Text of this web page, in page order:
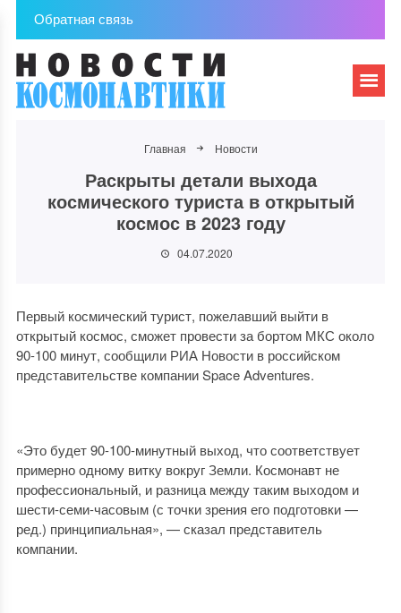
Обратная связь
Главная Новости
Раскрыты детали выхода
космического туриста в открытый
космос в 2023 году
04.07.2020
Первый космический турист, пожелавший выйти в
открытый космос, сможет провести за бортом МКС около
90-100 минут, сообщили РИА Новости в российском
представительстве компании Space Adventures.
«Это будет 90-100-минутный выход, что соответствует
примерно одному витку вокруг Земли. Космонавт не
профессиональный, и разница между таким выходом и
шести-семи-часовым (с точки зрения его подготовки —
ред.) принципиальная», — сказал представитель
компании.